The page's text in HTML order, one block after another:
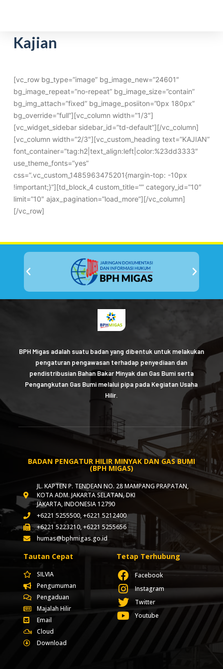
p
c
n
e
n
Kajian
[vc_row bg_type=”image” bg_image_new=”24601″
bg_image_repeat=”no-repeat” bg_image_size=”contain”
bg_img_attach=”fixed” bg_image_posiiton=”0px 180px”
bg_override=”full”][vc_column width=”1/3″]
[vc_widget_sidebar sidebar_id=”td-default”][/vc_column]
[vc_column width=”2/3″][vc_custom_heading text=”KAJIAN”
font_container=”tag:h2|text_align:left|color:%23dd3333″
use_theme_fonts=”yes”
css=”.vc_custom_1485963475201{margin-top: -10px
!important;}”][td_block_4 custom_title=”” category_id=”10″
limit=”10″ ajax_pagination=”load_more”][/vc_column]
[/vc_row]
BPH Migas adalah suatu badan yang dibentuk untuk melakukan
pengaturan pengawasan terhadap penyediaan dan
pendistribusian Bahan Bakar Minyak dan Gas Bumi serta
Pengangkutan Gas Bumi melalui pipa pada Kegiatan Usaha
Hilir.
BADAN PENGATUR HILIR MINYAK DAN GAS BUMI
(BPH MIGAS)
JL. KAPTEN P. TENDEAN NO. 28 MAMPANG PRAPATAN,
KOTA ADM. JAKARTA SELATAN, DKI
JAKARTA, INDONESIA 12790
+6221 5255500, +6221 5212400
+6221 5223210, +6221 5255656
humas@bphmigas.go.id
Tautan Cepat
SILVIA
Pengumuman
Pengaduan
Majalah Hilir
Email
Cloud
Download
Tetap Terhubung
Facebook
Instagram
Twitter
Youtube